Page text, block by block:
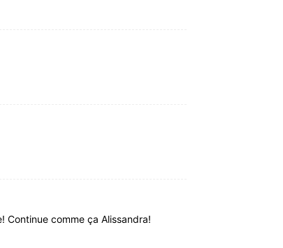
Continue comme ça Alissandra!